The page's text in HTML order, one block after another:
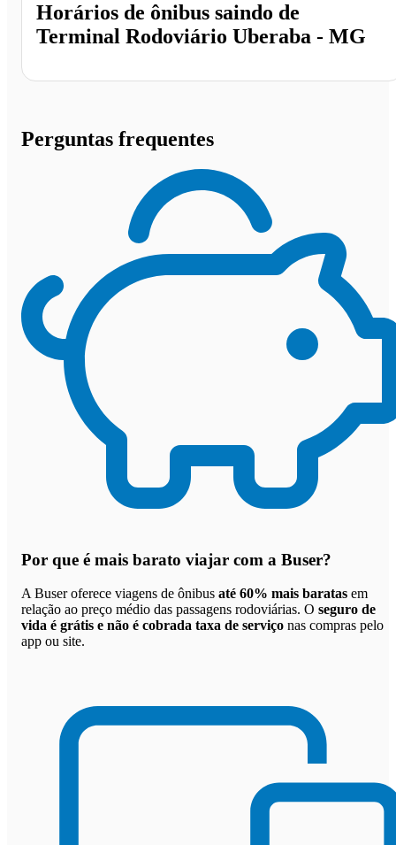
Horários de ônibus saindo de
Terminal Rodoviário Uberaba - MG
Perguntas frequentes
Por que é mais barato viajar com a Buser?
A Buser oferece viagens de ônibus até 60% mais baratas em
relação ao preço médio das passagens rodoviárias. O seguro de
vida é grátis e não é cobrada taxa de serviço nas compras pelo
app ou site.